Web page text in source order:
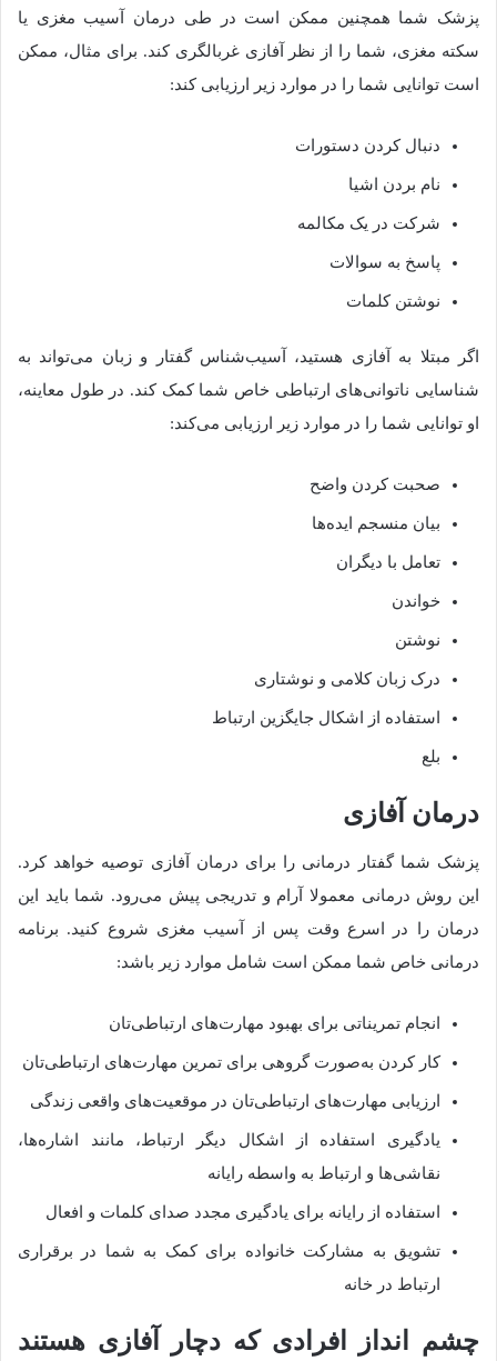
پزشک شما همچنین ممکن است در طی درمان آسیب مغزی یا
سکته مغزی، شما را از نظر آفازی غربالگری کند. برای مثال، ممکن
است توانایی شما را در موارد زیر ارزیابی کند:
دنبال کردن دستورات
نام بردن اشیا
شرکت در یک مکالمه
پاسخ به سوالات
نوشتن کلمات
اگر مبتلا به آفازی هستید، آسیب‌شناس گفتار و زبان می‌تواند به
شناسایی ناتوانی‌های ارتباطی خاص شما کمک کند. در طول معاینه،
او توانایی شما را در موارد زیر ارزیابی می‌کند:
صحبت کردن واضح
بیان منسجم ایده‌ها
تعامل با دیگران
خواندن
نوشتن
درک زبان کلامی و نوشتاری
استفاده از اشکال جایگزین ارتباط
بلع
درمان آفازی
پزشک شما گفتار درمانی را برای درمان آفازی توصیه خواهد کرد.
این روش درمانی معمولا آرام و تدریجی پیش می‌رود. شما باید این
درمان را در اسرع وقت پس از آسیب مغزی شروع کنید. برنامه
درمانی خاص شما ممکن است شامل موارد زیر باشد:
انجام تمریناتی برای بهبود مهارت‌های ارتباطی‌تان
کار کردن به‌صورت گروهی برای تمرین مهارت‌های ارتباطی‌تان
ارزیابی مهارت‌های ارتباطی‌تان در موقعیت‌های واقعی زندگی
یادگیری استفاده از اشکال دیگر ارتباط، مانند اشاره‌ها،
نقاشی‌ها و ارتباط به واسطه رایانه
استفاده از رایانه برای یادگیری مجدد صدای کلمات و افعال
تشویق به مشارکت خانواده برای کمک به شما در برقراری
ارتباط در خانه
چشم انداز افرادی که دچار آفازی هستند